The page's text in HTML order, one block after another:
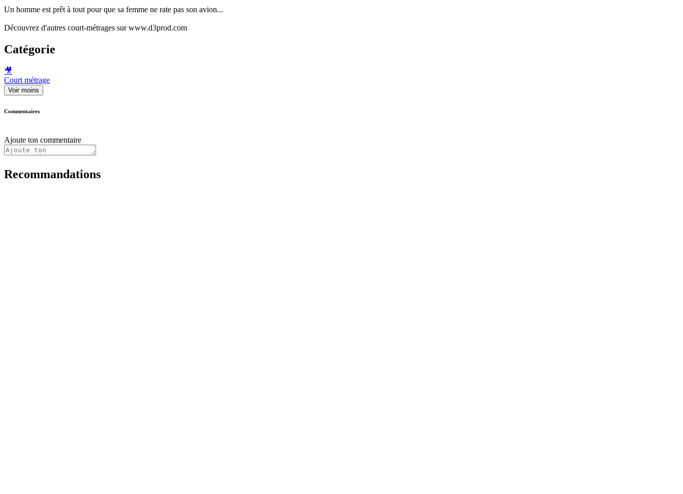
Un homme est prêt à tout pour que sa femme ne rate pas son avion...
Découvrez d'autres court-métrages sur www.d3prod.com
Catégorie
🎥
Court métrage
Voir moins
Commentaires
Ajoute ton commentaire
Recommandations